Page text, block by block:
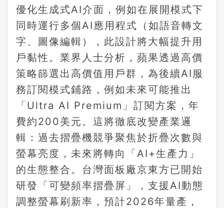
優化生成式AI介面，例如在展開模式下
同時運行多個AI應用程式（如語音轉文
字、圖像編輯），此設計將大幅提升用
戶黏性。業界人士分析，蘋果透過高價
策略篩選出高價值用戶群，為後續AI服
務訂閱模式鋪路，例如未來可能推出
「Ultra AI Premium」訂閱方案，年
費約200美元。這將徹底改變產業邏
輯：過去摺疊機競爭聚焦於折疊次數與
螢幕亮度，未來將轉向「AI+生產力」
的生態整合。台灣面板廠京東方已開始
研發「可變頻率摺疊屏」，支援AI動態
調整螢幕刷新率，預計2026年量產，